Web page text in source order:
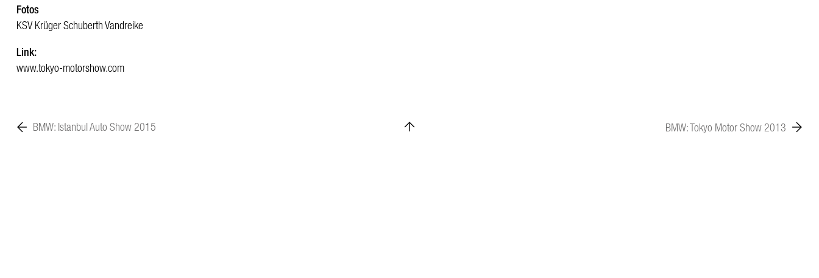
Fotos
KSV Krüger Schuberth Vandreike
Link:
www.tokyo-motorshow.com
BMW: Istanbul Auto Show 2015 BMW: Tokyo Motor Show 2013